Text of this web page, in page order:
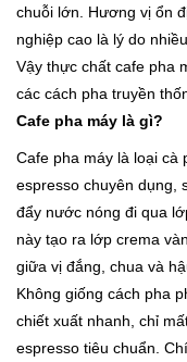
chuỗi lớn. Hương vị ổn
nghiệp cao là lý do
Vậy thực chất cafe pha
các cách pha truyền
Cafe pha máy là gì?
Cafe pha máy là loại cà
espresso chuyên dụng,
đẩy nước nóng đi qua
này tạo ra lớp crema
giữa vị đắng, chua và
Không giống cách pha
chiết xuất nhanh, chỉ
espresso tiêu chuẩn.